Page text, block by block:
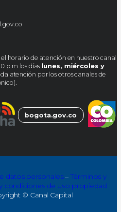
horario de atención en nuestro canal
p.m los días lunes, miércoles y
atención por los otros canales de
bogota.gov.co
datos personales–Términos y
condiciones de uso propiedad
© Canal Capital